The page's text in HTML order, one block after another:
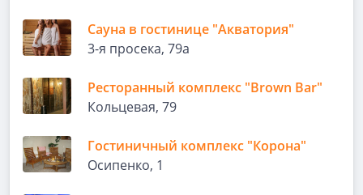
Сауна в гостинице "Акватория"
3-я просека, 79а
Ресторанный комплекс "Brown Bar"
Кольцевая, 79
Гостиничный комплекс "Корона"
Осипенко, 1